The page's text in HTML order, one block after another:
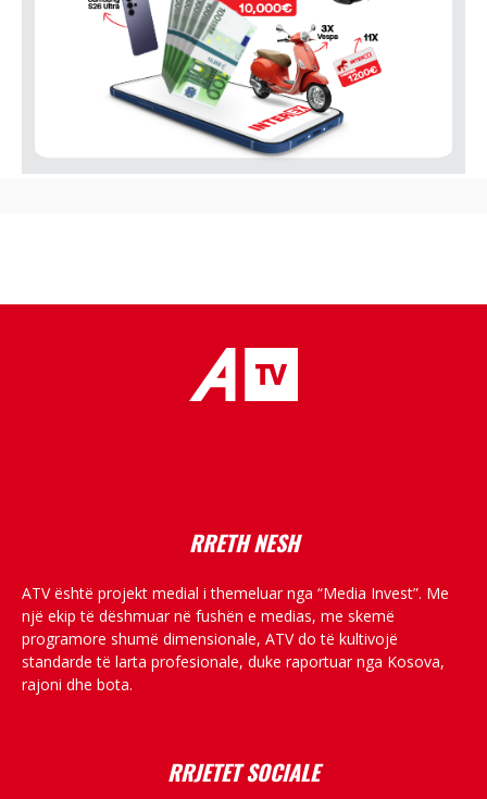
RRETH NESH
ATV është projekt medial i themeluar nga “Media Invest”. Me
një ekip të dëshmuar në fushën e medias, me skemë
programore shumë dimensionale, ATV do të kultivojë
standarde të larta profesionale, duke raportuar nga Kosova,
rajoni dhe bota.
RRJETET SOCIALE